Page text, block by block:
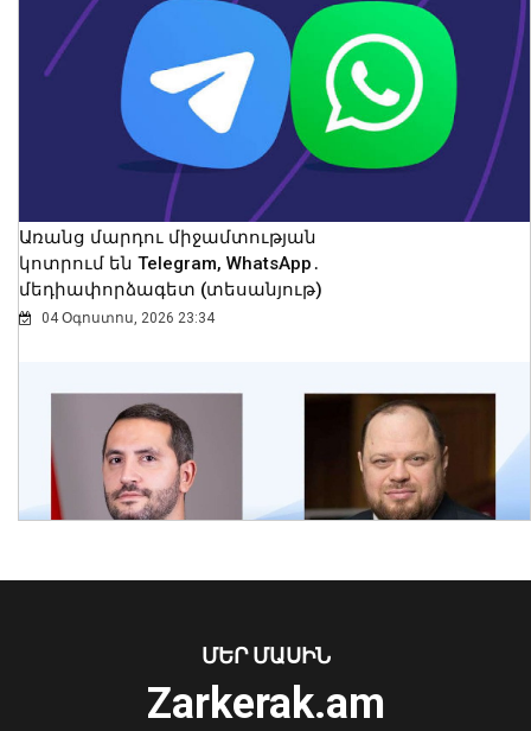
Բավական երկար ժամանակով
հրաժեշտ կտանք +35°C-ից բարձր
ջերմաստիճաններին. Ազիզյան
09 Օգոստոս, 2026 14:32
ՀՀ ԶՈւ ՀՕՊ ստորաբաժանումները
պարապմունքներ են անցկացնում
նորագույն «Կարիճ» և «Լուսան»
զենիթային հրթիռային համալիրներով
Առանց մարդու միջամտության
կոտրում են Telegram, WhatsApp․
մեդիափորձագետ (տեսանյութ)
04 Օգոստոս, 2026 23:34
Ուկրաինայի Գերագույն Ռադայի
նախագահը շնորհավորել է ՀՀ ԱԺ
ՄԵՐ ՄԱՍԻՆ
Zarkerak.am